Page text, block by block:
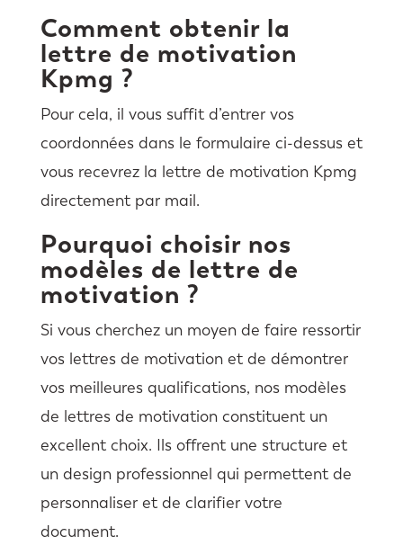
Comment obtenir la
lettre de motivation
Kpmg ?
Pour cela, il vous suffit d’entrer vos
coordonnées dans le formulaire ci-dessus et
vous recevrez la lettre de motivation Kpmg
directement par mail.
Pourquoi choisir nos
modèles de lettre de
motivation ?
Si vous cherchez un moyen de faire ressortir
vos lettres de motivation et de démontrer
vos meilleures qualifications, nos modèles
de lettres de motivation constituent un
excellent choix. Ils offrent une structure et
un design professionnel qui permettent de
personnaliser et de clarifier votre
document.